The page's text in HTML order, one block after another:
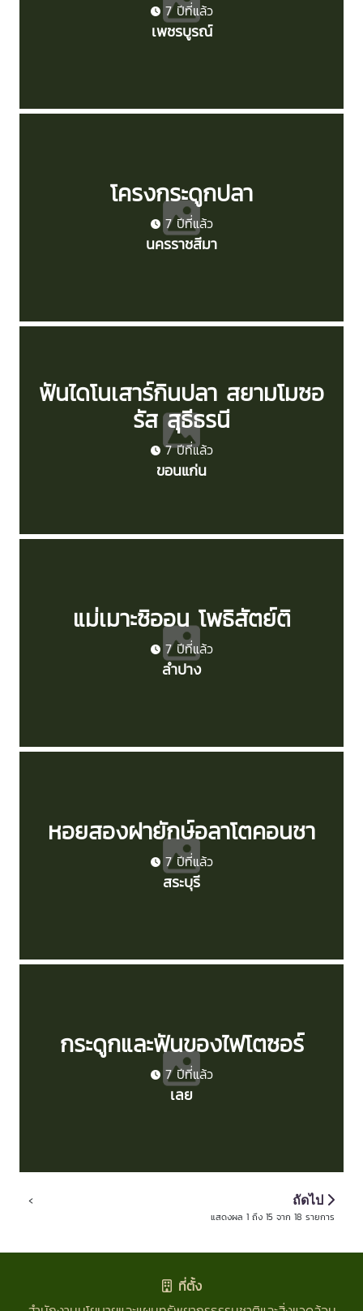
7 ปีที่แล้ว
เพชรบูรณ์
โครงกระดูกปลา
7 ปีที่แล้ว
นครราชสีมา
ฟันไดโนเสาร์กินปลา สยามโมซอ
รัส สุธีธรนี
7 ปีที่แล้ว
ขอนแก่น
แม่เมาะซิออน โพธิสัตย์ติ
7 ปีที่แล้ว
ลำปาง
หอยสองฝายักษ์อลาโตคอนชา
7 ปีที่แล้ว
สระบุรี
กระดูกและฟันของไฟโตซอร์
7 ปีที่แล้ว
เลย
‹ ถัดไป
แสดงผล 1 ถึง 15 จาก 18 รายการ
ที่ตั้ง